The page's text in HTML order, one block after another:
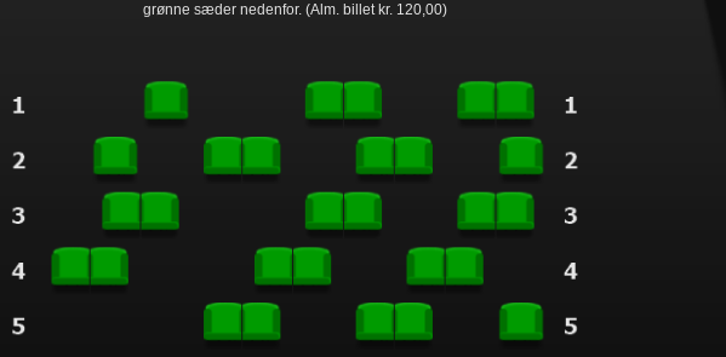
grønne sæder nedenfor. (Alm. billet kr. 120,00)